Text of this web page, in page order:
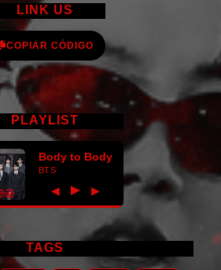
LINK US
COPIAR CÓDIGO
PLAYLIST
Body to Body
BTS
◀ ► ▶
TAGS